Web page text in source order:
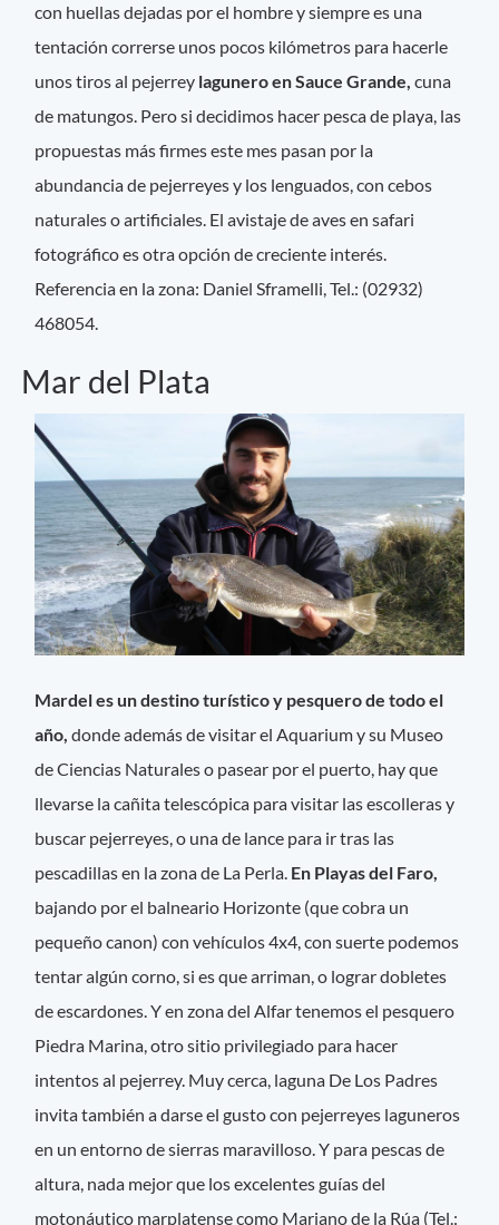
con huellas dejadas por el hombre y siempre es una
tentación correrse unos pocos kilómetros para hacerle
unos tiros al pejerrey lagunero en Sauce Grande,cuna
de matungos. Pero si decidimos hacer pesca de playa, las
propuestas más firmes este mes pasan por la
abundancia de pejerreyes y los lenguados, con cebos
naturales o artificiales. El avistaje de aves en safari
fotográfico es otra opción de creciente interés.
Referencia en la zona: Daniel Sframelli, Tel.: (02932)
468054.
Mar del Plata
Mardel es un destino turístico y pesquero de todo el
año, donde además de visitar el Aquarium y su Museo
de Ciencias Naturales o pasear por el puerto, hay que
llevarse la cañita telescópica para visitar las escolleras y
buscar pejerreyes, o una de lance para ir tras las
pescadillas en la zona de La Perla. En Playas del Faro,
bajando por el balneario Horizonte (que cobra un
pequeño canon) con vehículos 4x4, con suerte podemos
tentar algún corno, si es que arriman, o lograr dobletes
de escardones. Y en zona del Alfar tenemos el pesquero
Piedra Marina, otro sitio privilegiado para hacer
intentos al pejerrey. Muy cerca, laguna De Los Padres
invita también a darse el gusto con pejerreyes laguneros
en un entorno de sierras maravilloso. Y para pescas de
altura, nada mejor que los excelentes guías del
motonáutico marplatense como Mariano de la Rúa (Tel.: